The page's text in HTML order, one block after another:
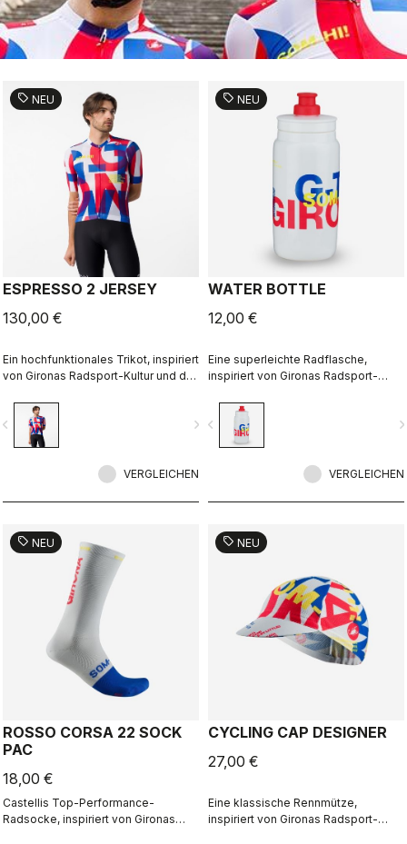
sell NEU
ESPRESSO 2 JERSEY
130,00 €
Ein hochfunktionales Trikot, inspiriert
von Gironas Radsport-Kultur und der
Zusammenarbeit mit R-A/D.
navigate_next
VERGLEICHEN
sell NEU
WATER BOTTLE
12,00 €
Eine superleichte Radflasche,
inspiriert von Gironas Radsport-
mit R-A/D.
navigate_before
VERGLEICHEN
sell NEU
ROSSO CORSA 22 SOCK
PAC
18,00 €
Castellis Top-Performance-
Radsocke, inspiriert von Gironas
sell NEU
CYCLING CAP DESIGNER
27,00 €
Eine klassische Rennmütze,
inspiriert von Gironas Radsport-